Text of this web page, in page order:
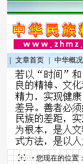
文章首页 中华概况
您现在的位置